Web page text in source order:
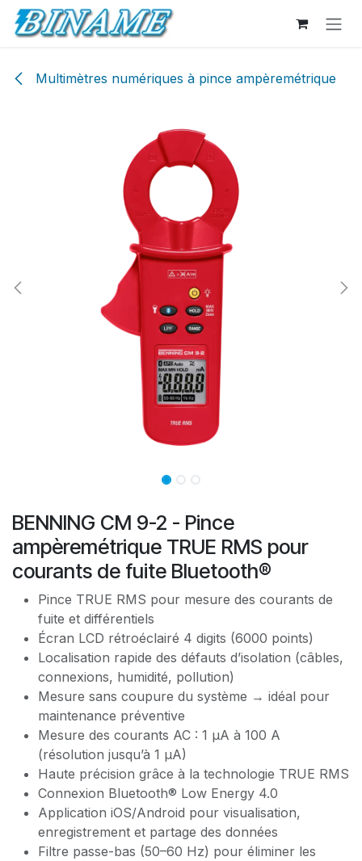
Se rendre au contenu
Multimètres numériques à pince ampèremétrique
BENNING CM 9-2 - Pince
ampèremétrique TRUE RMS pour
courants de fuite Bluetooth®
Pince TRUE RMS pour mesure des courants de
fuite et différentiels
Écran LCD rétroéclairé 4 digits (6000 points)
Localisation rapide des défauts d’isolation (câbles,
connexions, humidité, pollution)
Mesure sans coupure du système → idéal pour
maintenance préventive
Mesure des courants AC : 1 µA à 100 A
(résolution jusqu’à 1 µA)
Haute précision grâce à la technologie TRUE RMS
Connexion Bluetooth® Low Energy 4.0
Application iOS/Android pour visualisation,
enregistrement et partage des données
Filtre passe-bas (50–60 Hz) pour éliminer les